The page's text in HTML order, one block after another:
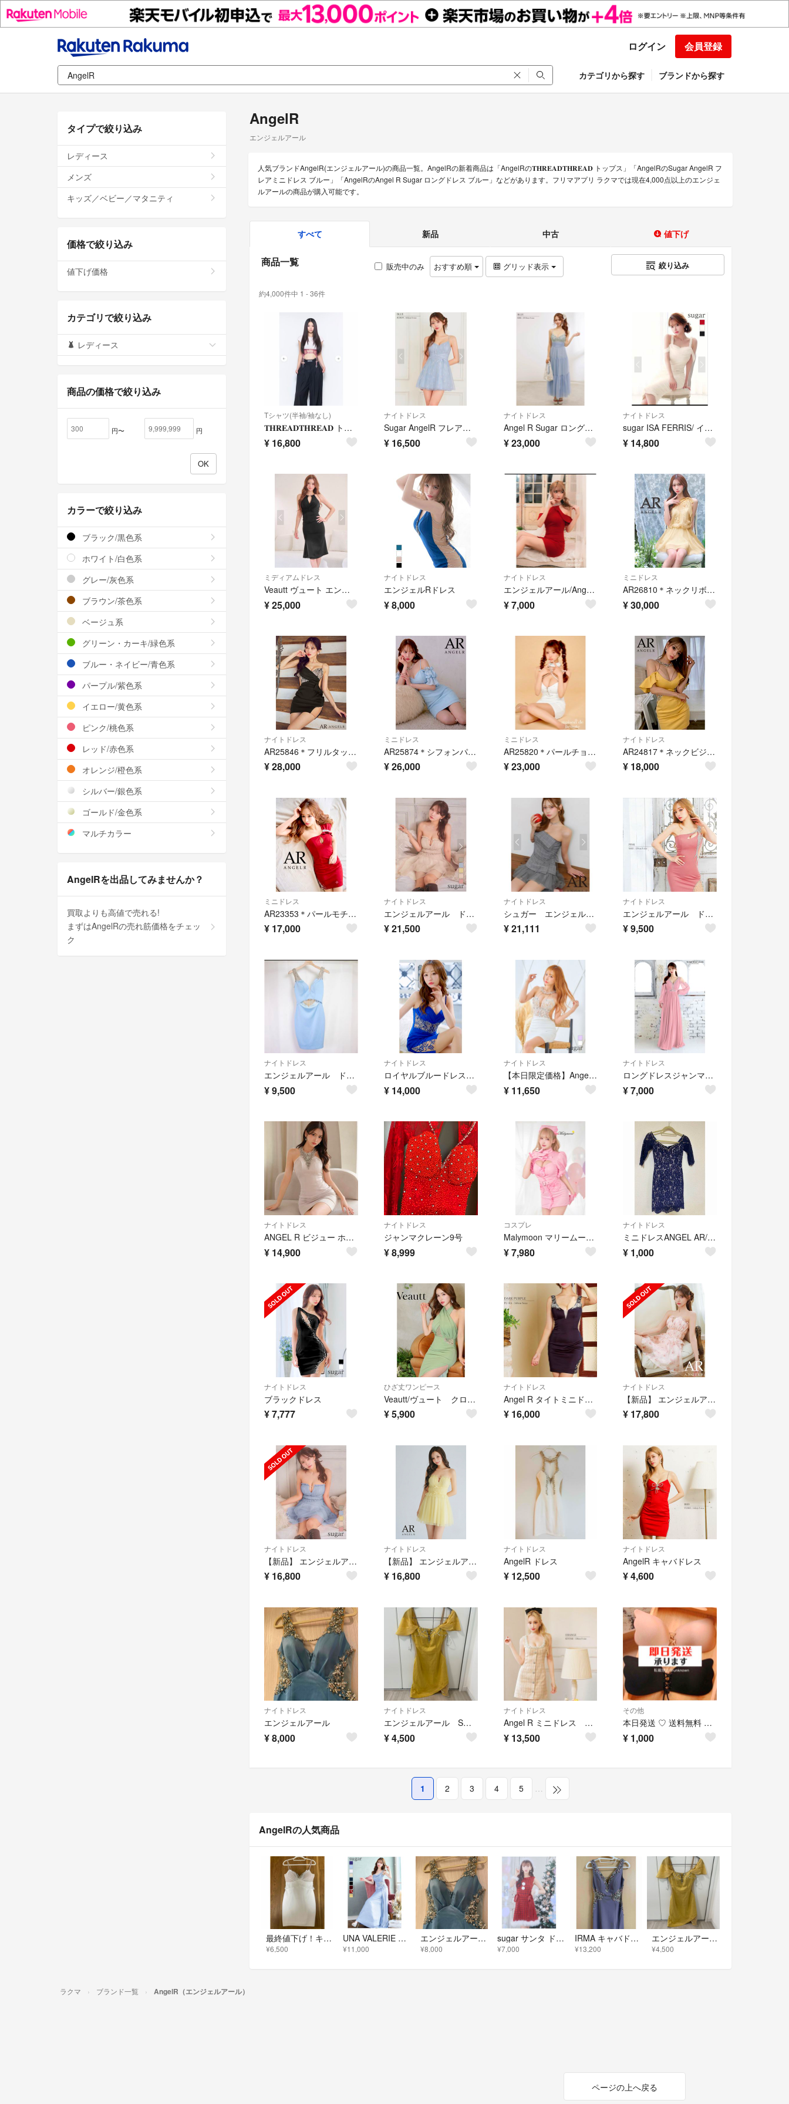
ログイン 会員登録
カテゴリから探す ブランドから探す
AngelR
エンジェルアール
人気ブランドAngelR(エンジェルアール)の商品一覧。AngelRの新着商品は「AngelRの𝐓𝐇𝐑𝐄𝐀𝐃𝐓𝐇𝐑𝐄𝐀𝐃 トップス」「AngelRのSugar AngelR フ
レアミニドレス ブルー」「AngelRのAngel R Sugar ロングドレス ブルー」などがあります。フリマアプリ ラクマでは現在4,000点以上のエンジェ
ルアールの商品が購入可能です。
すべて 新品 中古 値下げ
商品一覧 販売中のみ おすすめ順 グリッド表示 絞り込み
約4,000件中 1 - 36件
Tシャツ(半袖/袖なし)
𝐓𝐇𝐑𝐄𝐀𝐃𝐓𝐇𝐑𝐄𝐀𝐃 トップス
¥ 16,800
ナイトドレス
Sugar AngelR フレアミニドレス ブルー
¥ 16,500
ナイトドレス
Angel R Sugar ロングドレス ブルー
¥23,000
ナイトドレス
sugar ISA FERRIS/ イサフェリス ミディアムドレス S
¥ 14,800
ミディアムドレス
Veautt ヴュート エンジェルアール ホルターネック ミディアム ドレス
¥25,000
ナイトドレス
エンジェルRドレス
¥8,000
ナイトドレス
エンジェルアール/AngelR/フレアスリーブミニドレス レッド ビジューネック
¥7,000
ミニドレス
AR26810＊ネックリボン✖️シフォンフレアドレスyeM
¥30,000
ナイトドレス
AR25846＊フリルタックデザインビジューキャミドレスbkS
¥28,000
ミニドレス
AR25874＊シフォンパフスリーブオフショルダーミニドレスblM
¥26,000
ミニドレス
AR25820＊パールチョーカーデザインマイクロミニドレスwhXS
¥23,000
ナイトドレス
AR24817＊ネックビジュー✖️フリルオフショルダーミニドレスyeS
¥ 18,000
ミニドレス
AR23353＊パールモチーフワンショルダードレスrdM
¥ 17,000
ナイトドレス
エンジェルアール ドレス
¥21,500
ナイトドレス
シュガー エンジェルアール ベアトップドレス キャバドレス
¥21,111
ナイトドレス
エンジェルアール ドレス S
¥9,500
ナイトドレス
エンジェルアール ドレス S
¥9,500
ナイトドレス
ロイヤルブルードレス イルマ
¥ 14,000
ナイトドレス
【本日限定価格】Angel R エンジェルアール キャバドレス アンディ ローブドフルール ヴュート イルマ ジュエルズ
¥ 11,650
ナイトドレス
ロングドレスジャンマクレーンピンク
¥7,000
ナイトドレス
ANGEL R ビジュー ホルターネック タイトミニドレス S キャバドレス
¥ 14,900
ナイトドレス
ジャンマクレーン9号
¥8,999
コスプレ
Malymoon マリームーン キャンディルミナスハートナース ピンク
¥7,980
ナイトドレス
ミニドレスANGEL AR/エンジェルアール ナイトドレス
¥ 1,000
ナイトドレス
ブラックドレス
¥7,777
ひざ丈ワンピース
Veautt/ヴュート クロスホルターネック ひざ丈 ミディアムドレス
¥5,900
ナイトドレス
Angel R タイトミニドレス S
¥ 16,000
ナイトドレス
【新品】 エンジェルアール キャバドレス フレア ピンク 花柄 AR26841 Sサイズ
¥ 17,800
ナイトドレス
【新品】 エンジェルアール ミニドレス AR26804 ブルー フレア Sサイズ
¥ 16,800
ナイトドレス
【新品】 エンジェルアール ミニドレス AR26804 イエロー フレア Sサイズ
¥ 16,800
ナイトドレス
AngelR ドレス
¥ 12,500
ナイトドレス
AngelR キャバドレス
¥4,600
ナイトドレス
エンジェルアール
¥8,000
ナイトドレス
エンジェルアール Sサイズ
¥4,500
ナイトドレス
Angel R ミニドレス キャバドレス
¥ 13,500
その他
本日発送 ♡ 送料無料 ♡ ヌーブラ NuBra 美盛り 激盛り 厚盛り 厚み
¥ 1,000
1 2 3 4 5 …
AngelRの人気商品
最終値下げ！キャバクラドレス/ナイトドレス/ミニドレス
¥6,500
UNA VALERIE ロングドレス
¥11,000
エンジェルアール
¥8,000
sugar サンタ ドレス
¥7,000
IRMA キャバドレス【送料込み】
¥13,200
エンジェルアール Sサイズ
¥4,500
タイプで絞り込み
レディース
メンズ
キッズ／ベビー／マタニティ
価格で絞り込み
値下げ価格
カテゴリで絞り込み
レディース
商品の価格で絞り込み
円〜 円
カラーで絞り込み
ブラック/黒色系
ホワイト/白色系
グレー/灰色系
ブラウン/茶色系
ベージュ系
グリーン・カーキ/緑色系
ブルー・ネイビー/青色系
パープル/紫色系
イエロー/黄色系
ピンク/桃色系
レッド/赤色系
オレンジ/橙色系
シルバー/銀色系
ゴールド/金色系
マルチカラー
AngelRを出品してみませんか？
買取よりも高値で売れる!
まずはAngelRの売れ筋価格をチェッ
ク
ラクマ ブランド一覧 AngelR（エンジェルアール）
ページの上へ戻る